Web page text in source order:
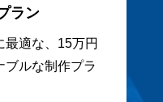
ラン
最適な、15万円
ブルな制作プラ